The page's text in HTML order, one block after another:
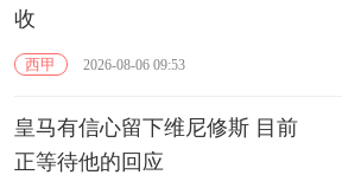
收
西甲 2026-08-06 09:53
皇马有信心留下维尼修斯 目前
正等待他的回应